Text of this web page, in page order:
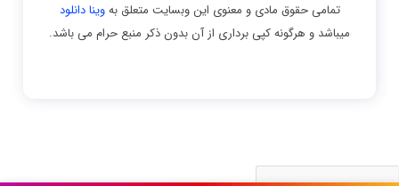
تمامی حقوق مادی و معنوی اين وبسايت متعلق بهوینا دانلود
ميباشد و هرگونه کپی برداری از آن بدون ذکر منبع حرام می باشد.